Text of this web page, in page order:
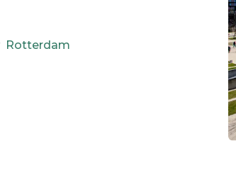
Rotterdam